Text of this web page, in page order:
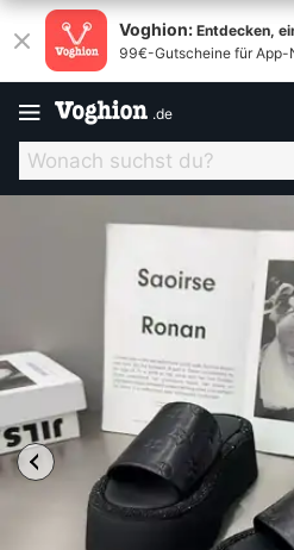
Voghion: Entdecken,
en
99€-Gutscheine für App-
.de